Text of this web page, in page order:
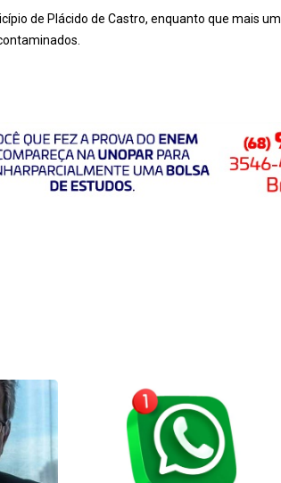
de Plácido de Castro, enquanto que mais um